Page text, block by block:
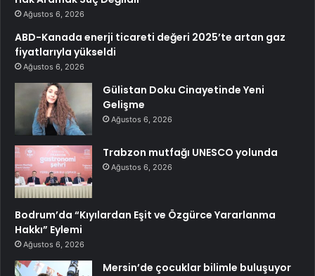
Ağustos 6, 2026
ABD-Kanada enerji ticareti değeri 2025’te artan gaz
fiyatlarıyla yükseldi
Ağustos 6, 2026
Gülistan Doku Cinayetinde Yeni
Gelişme
Ağustos 6, 2026
Trabzon mutfağı UNESCO yolunda
Ağustos 6, 2026
Bodrum’da “Kıyılardan Eşit ve Özgürce Yararlanma
Hakkı” Eylemi
Ağustos 6, 2026
Mersin’de çocuklar bilimle buluşuyor